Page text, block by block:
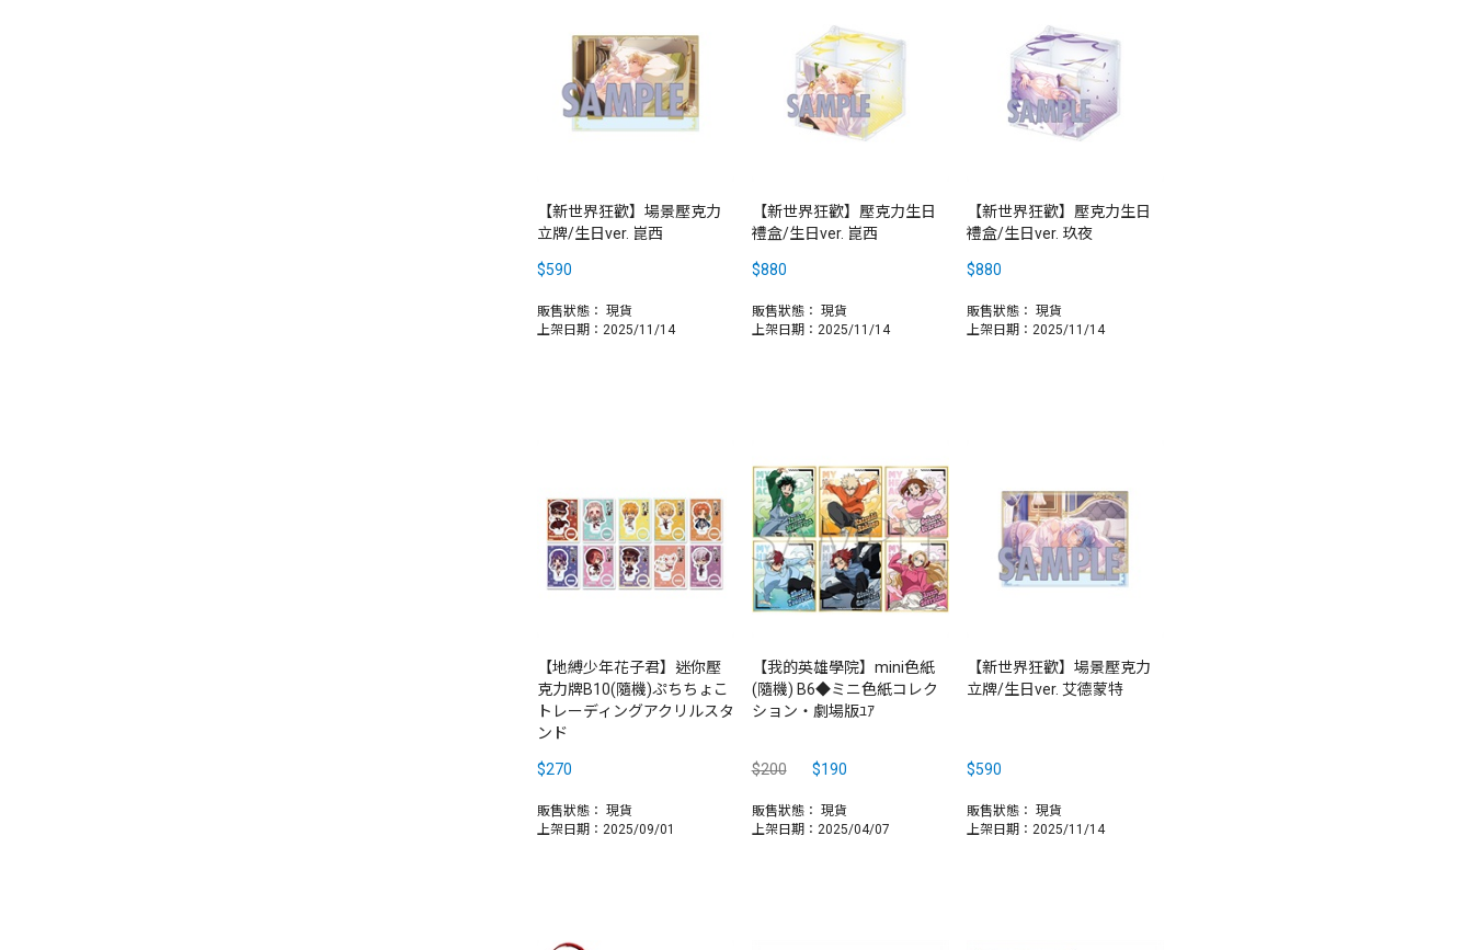
【新世界狂歡】場景壓克力
立牌/生日ver. 崑西
$590
販售狀態： 現貨
上架日期：2025/11/14
【新世界狂歡】壓克力生日
禮盒/生日ver. 崑西
$880
販售狀態： 現貨
上架日期：2025/11/14
【新世界狂歡】壓克力生日
禮盒/生日ver. 玖夜
$880
販售狀態： 現貨
上架日期：2025/11/14
【地縛少年花子君】迷你壓
克力牌B10(隨機)ぷちちょこ
トレーディングアクリルスタ
ンド
$270
販售狀態： 現貨
上架日期：2025/09/01
【我的英雄學院】mini色紙
(隨機) B6◆ミニ色紙コレク
ション・劇場版ﾕｱ
$200 $190
販售狀態： 現貨
上架日期：2025/04/07
【新世界狂歡】場景壓克力
立牌/生日ver. 艾德蒙特
$590
販售狀態： 現貨
上架日期：2025/11/14